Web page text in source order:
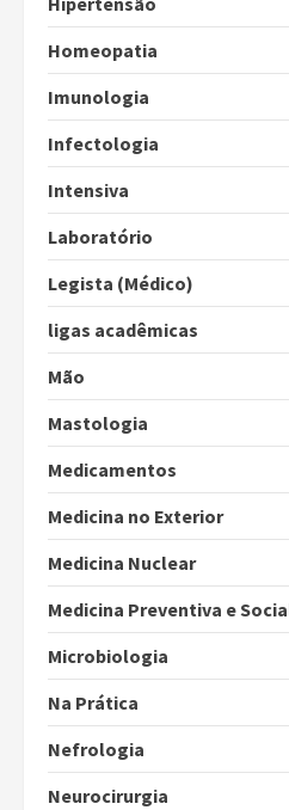
Homeopatia
Imunologia
Infectologia
Intensiva
Laboratório
Legista (Médico)
ligas acadêmicas
Mão
Mastologia
Medicamentos
Medicina no Exterior
Medicina Nuclear
Medicina Preventiva e
Microbiologia
Na Prática
Nefrologia
Neurocirurgia